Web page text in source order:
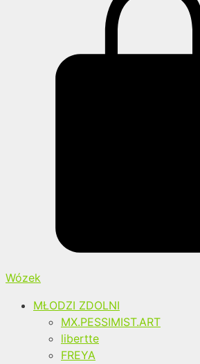
Wózek
MŁODZI ZDOLNI
MX.PESSIMIST.ART
libertte
FREYA